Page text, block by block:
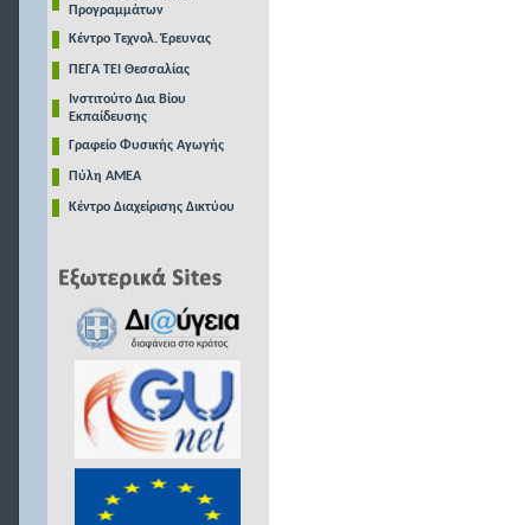
Προγραμμάτων
Κέντρο Τεχνολ. Έρευνας
ΠΕΓΑ ΤΕΙ Θεσσαλίας
Ινστιτούτο Δια Βίου
Εκπαίδευσης
Γραφείο Φυσικής Αγωγής
Πύλη ΑΜΕΑ
Κέντρο Διαχείρισης Δικτύου